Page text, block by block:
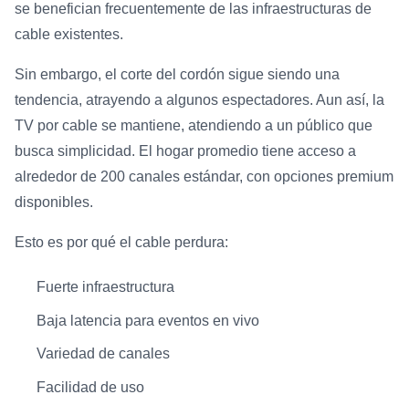
se benefician frecuentemente de las infraestructuras de
cable existentes.
Sin embargo, el corte del cordón sigue siendo una
tendencia, atrayendo a algunos espectadores. Aun así, la
TV por cable se mantiene, atendiendo a un público que
busca simplicidad. El hogar promedio tiene acceso a
alrededor de 200 canales estándar, con opciones premium
disponibles.
Esto es por qué el cable perdura:
Fuerte infraestructura
Baja latencia para eventos en vivo
Variedad de canales
Facilidad de uso